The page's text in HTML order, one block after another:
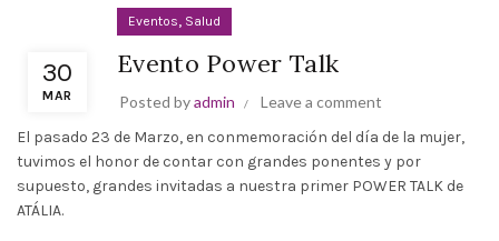
30
MAR
Eventos, Salud
Evento Power Talk
Posted byadmin
Leave a comment
El pasado 23 de Marzo, en conmemoración del día de la mujer,
tuvimos el honor de contar con grandes ponentes y por
supuesto, grandes invitadas a nuestra primer POWER TALK de
ATÁLIA.